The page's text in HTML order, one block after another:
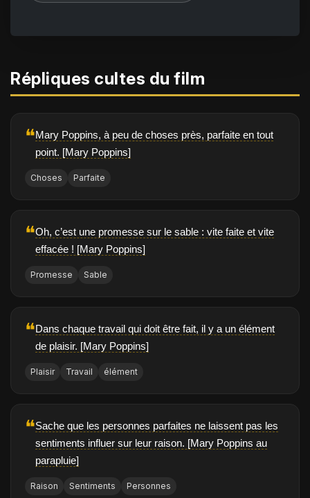
Répliques cultes du film
❝Mary Poppins, à peu de choses près, parfaite en tout
point. [Mary Poppins]
Choses Parfaite
❝Oh, c’est une promesse sur le sable : vite faite et vite
effacée ! [Mary Poppins]
Promesse Sable
❝Dans chaque travail qui doit être fait, il y a un élément
de plaisir. [Mary Poppins]
Plaisir Travail élément
❝Sache que les personnes parfaites ne laissent pas les
sentiments influer sur leur raison. [Mary Poppins au
parapluie]
Raison Sentiments Personnes